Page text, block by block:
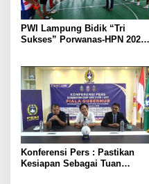
PWI Lampung Bidik “Tri
Sukses” Porwanas-HPN 2027:
Konferensi Pers : Pastikan
Kesiapan Sebagai Tuan